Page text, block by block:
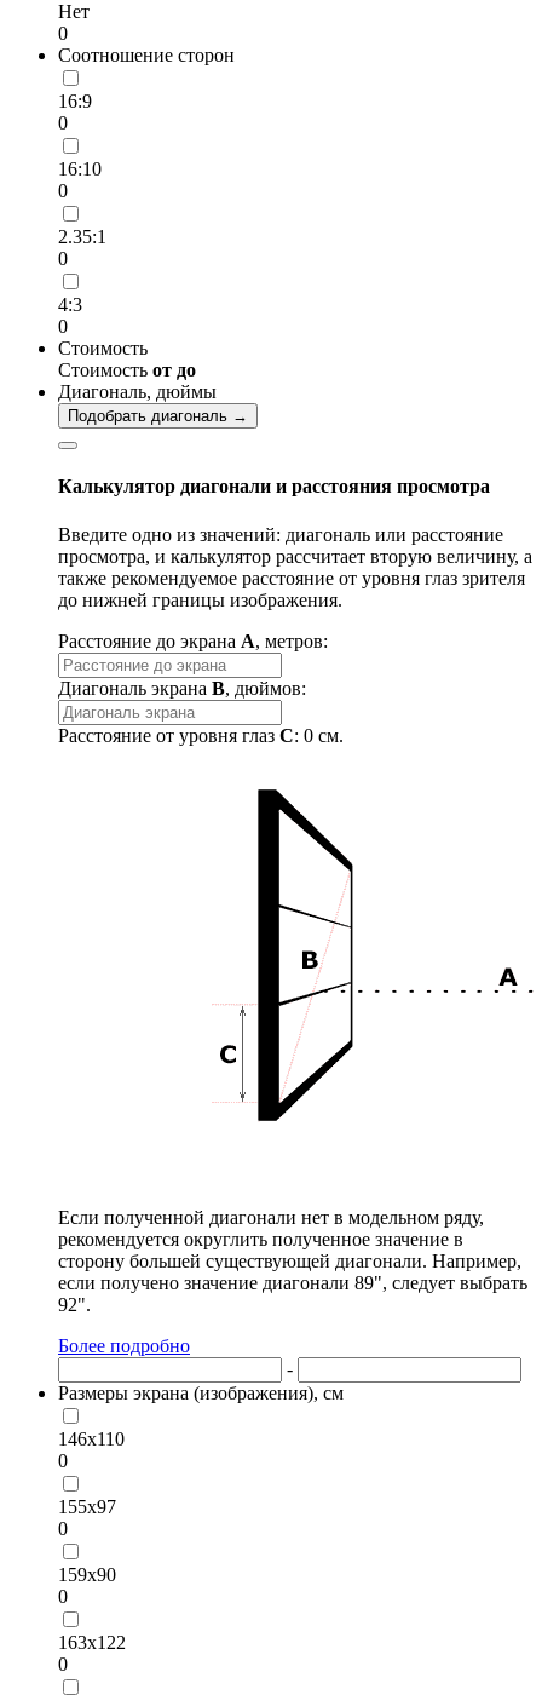
Нет
0
Соотношение сторон
16:9
0
16:10
0
2.35:1
0
4:3
0
Стоимость
Стоимость от до
Диагональ, дюймы
Подобрать диагональ →
Калькулятор диагонали и расстояния просмотра
Введите одно из значений: диагональ или расстояние
просмотра, и калькулятор рассчитает вторую величину, а
также рекомендуемое расстояние от уровня глаз зрителя
до нижней границы изображения.
Расстояние до экрана A, метров:
Диагональ экрана B, дюймов:
Расстояние от уровня глаз C: 0 см.
Если полученной диагонали нет в модельном ряду,
рекомендуется округлить полученное значение в
сторону большей существующей диагонали. Например,
если получено значение диагонали 89", следует выбрать
92".
Более подробно
-
Размеры экрана (изображения), см
146х110
0
155х97
0
159х90
0
163х122
0